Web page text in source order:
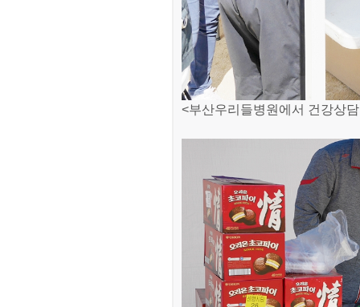
<부산우리들병원에서 건강상